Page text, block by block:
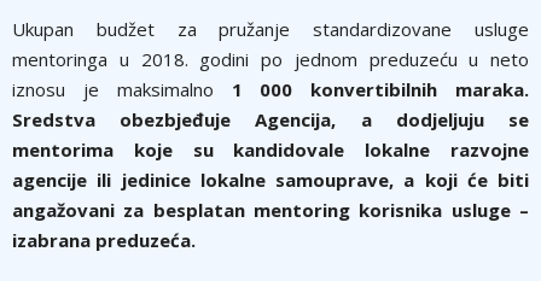
Ukupan budžet za pružanje standardizovane usluge
mentoringa u 2018. godini po jednom preduzeću u neto
iznosu je maksimalno 1 000 konvertibilnih maraka.
Sredstva obezbjeđuje Agencija, a dodjeljuju se
mentorima koje su kandidovale lokalne razvojne
agencije ili jedinice lokalne samouprave, a koji će biti
angažovani za besplatan mentoring korisnika usluge –
izabrana preduzeća.